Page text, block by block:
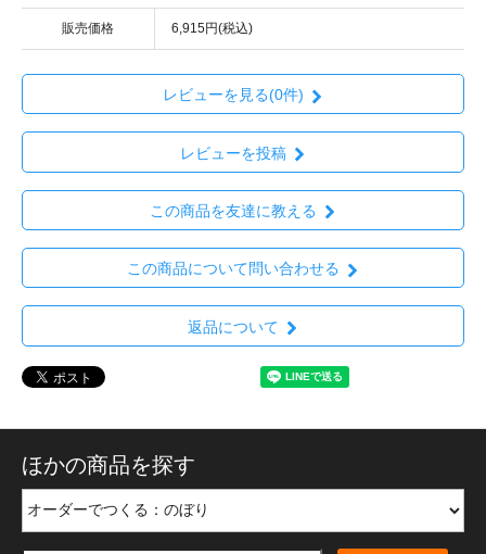
販売価格 6,915円(税込)
レビューを見る(0件)
レビューを投稿
この商品を友達に教える
この商品について問い合わせる
返品について
ほかの商品を探す